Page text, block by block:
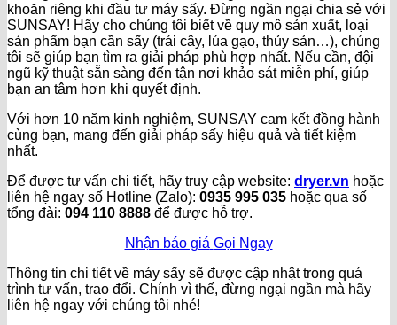
khoăn riêng khi đầu tư máy sấy. Đừng ngần ngại chia sẻ với
SUNSAY! Hãy cho chúng tôi biết về quy mô sản xuất, loại
sản phẩm bạn cần sấy (trái cây, lúa gạo, thủy sản…), chúng
tôi sẽ giúp bạn tìm ra giải pháp phù hợp nhất. Nếu cần, đội
ngũ kỹ thuật sẵn sàng đến tận nơi khảo sát miễn phí, giúp
bạn an tâm hơn khi quyết định.
Với hơn 10 năm kinh nghiệm, SUNSAY cam kết đồng hành
cùng bạn, mang đến giải pháp sấy hiệu quả và tiết kiệm
nhất.
Để được tư vấn chi tiết, hãy truy cập website: dryer.vn hoặc
liên hệ ngay số Hotline (Zalo): 0935 995 035 hoặc qua số
tổng đài: 094 110 8888 để được hỗ trợ.
Nhận báo giá Gọi Ngay
Thông tin chi tiết về máy sấy sẽ được cập nhật trong quá
trình tư vấn, trao đổi. Chính vì thế, đừng ngại ngần mà hãy
liên hệ ngay với chúng tôi nhé!